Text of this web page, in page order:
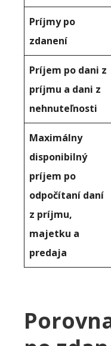
Príjmy po
zdanení
Príjem po dani z
príjmu a dani z
nehnuteľnosti
Maximálny
disponibilný
príjem po
odpočítaní daní
z príjmu,
majetku a
predaja